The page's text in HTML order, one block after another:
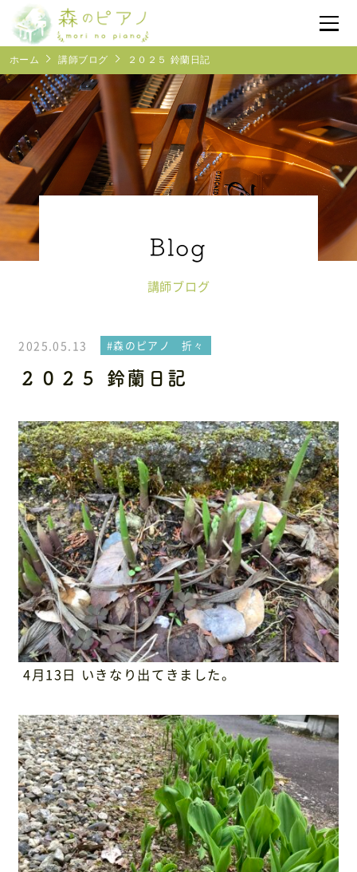
受付時間
10:00~17:00
体験レッスン予約
森のピアノについて
レッスン紹介
ホーム 講師ブログ ２０２５ 鈴蘭日記
講師ブログ
2025.05.13 #森のピアノ 折々
２０２５ 鈴蘭日記
4月13日 いきなり出てきました。